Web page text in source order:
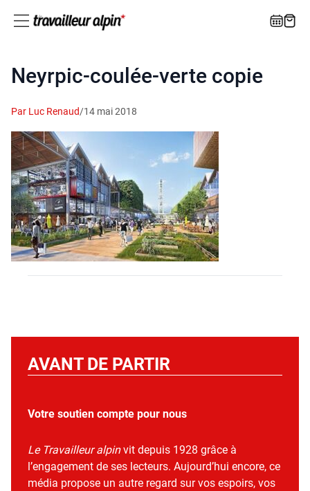
Neyrpic-coulée‑verte copie
Par Luc Renaud/14 mai 2018
AVANT DE PARTIR
Votre soutien compte pour nous
Le Travailleur alpinvit depuis 1928 grâce à
l’engagement de ses lecteurs. Aujourd’hui encore, ce
média propose un autre regard sur vos espoirs, vos